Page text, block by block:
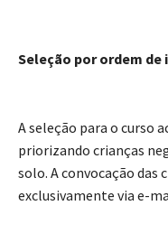
Seleção por ordem de
A seleção para o curso
priorizando crianças
solo. A convocação das
exclusivamente via e-